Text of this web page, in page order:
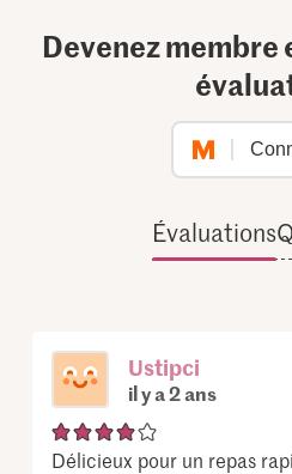
Devenez membre
Évaluations
Ustipci
il y a 2 ans
Délicieux pour un repas